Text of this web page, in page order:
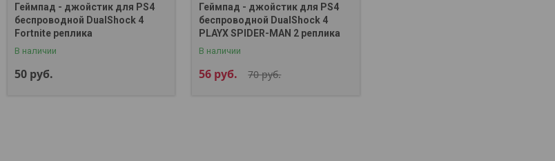
Геймпад - джойстик для PS4
беспроводной DualShock 4
Fortnite реплика
В наличии
50 руб.
Геймпад - джойстик для PS4
беспроводной DualShock 4
PLAYX SPIDER-MAN 2 реплика
В наличии
70руб.
56 руб.